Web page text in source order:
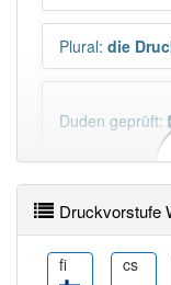
Plural: die
Duden geprüft:
PowerIndex:3
Druckvorstufe
fi cs